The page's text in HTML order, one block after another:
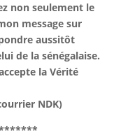
non seulement le
message sur
aussitôt
de la sénégalaise.
la Vérité
NDK)